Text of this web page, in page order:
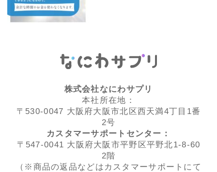
株式会社なにわサプリ
本社所在地：
〒530-0047 大阪府大阪市北区西天満4丁目1番
2号
カスタマーサポートセンター：
〒547-0041 大阪府大阪市平野区平野北1-8-60
2階
（※商品の返品などはカスタマーサポートにて